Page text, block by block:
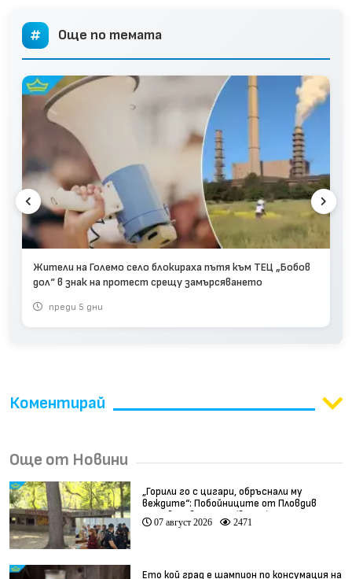
Още по темата
Жители на Големо село блокираха пътя към ТЕЦ „Бобов
дол“ в знак на протест срещу замърсяването
преди 5 дни
Коментирай
Още от Новини
„Горили го с цигари, обръснали му
веждите“: Побойниците от Пловдив
остават в ареста (видео)
07 август 2026 2471
Ето кой град е шампион по консумация на